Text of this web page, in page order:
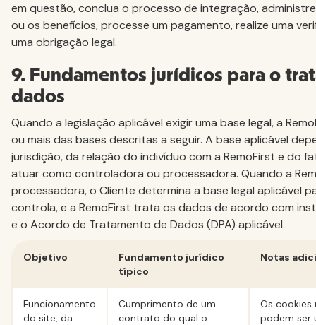
em questão, conclua o processo de integração,
ou os benefícios, processe um pagamento, realize uma
uma obrigação legal.
9. Fundamentos jurídicos para o
dados
Quando a legislação aplicável exigir uma base legal, a
ou mais das bases descritas a seguir. A base aplicável
jurisdição, da relação do indivíduo com a RemoFirst e do
atuar como controladora ou processadora. Quando a
processadora, o Cliente determina a base legal aplicável
controla, e a RemoFirst trata os dados de acordo com
e o Acordo de Tratamento de Dados (DPA) aplicável.
Objetivo
Fundamento jurídico
típico
Notas
Funcionamento
do site, da
Cumprimento de um
contrato do qual o
Os cookies
podem ser